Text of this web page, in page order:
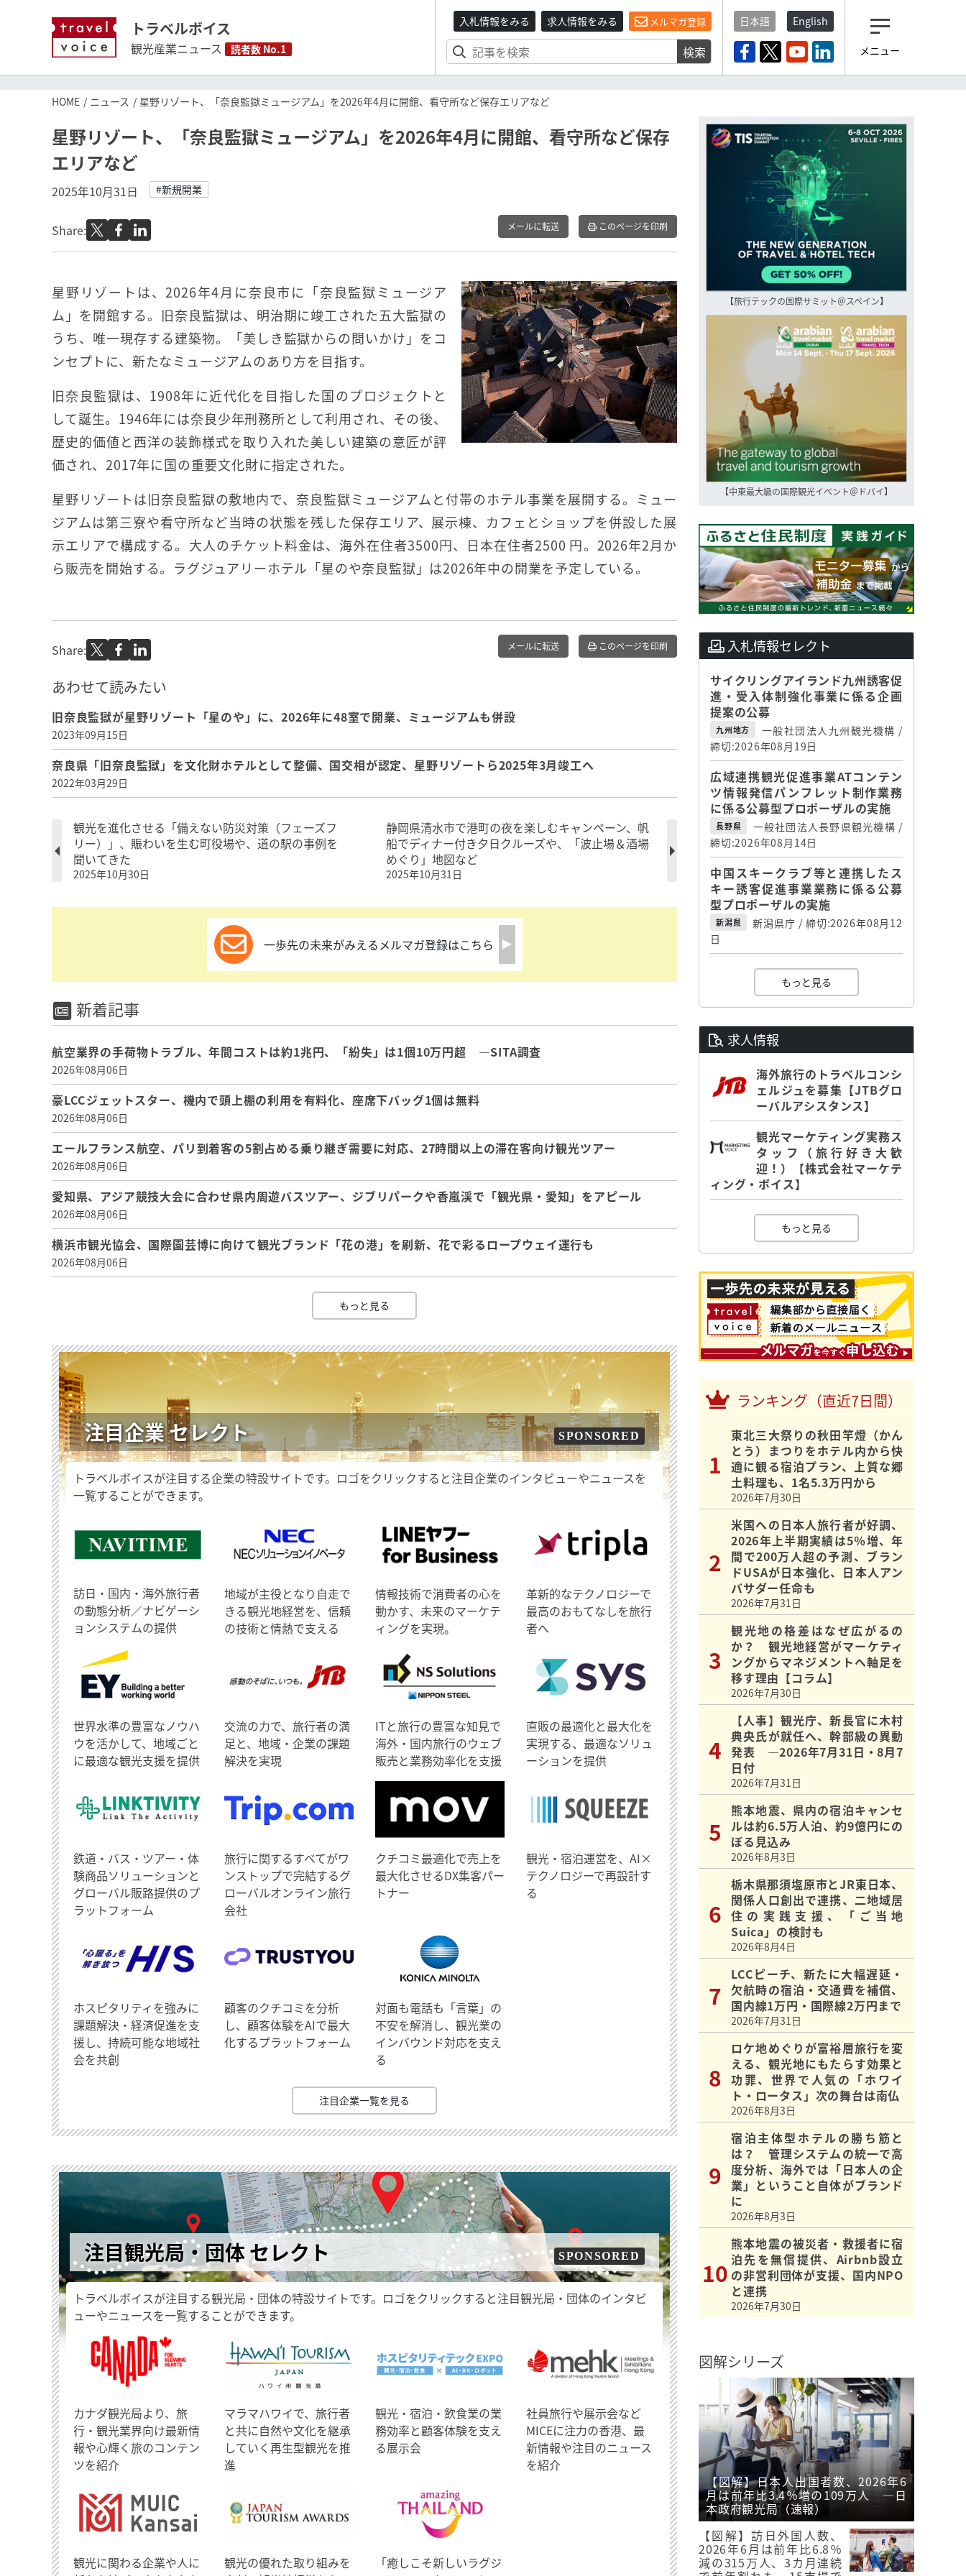
トラベルボイス
観光産業ニュース 読者数 No.1
入札情報をみる 求人情報をみる メルマガ登録
検索
日本語 English
メニュー
HOME ニュース 星野リゾート、「奈良監獄ミュージアム」を2026年4月に開館、看守所など保存エリアなど
星野リゾート、「奈良監獄ミュージアム」を2026年4月に開館、看守所など保存
エリアなど
2025年10月31日 #新規開業
Share: メールに転送 このページを印刷
星野リゾートは、2026年4月に奈良市に「奈良監獄ミュージア
ム」を開館する。旧奈良監獄は、明治期に竣工された五大監獄の
うち、唯一現存する建築物。「美しき監獄からの問いかけ」をコ
ンセプトに、新たなミュージアムのあり方を目指す。
旧奈良監獄は、1908年に近代化を目指した国のプロジェクトと
して誕生。1946年には奈良少年刑務所として利用され、その後、
歴史的価値と西洋の装飾様式を取り入れた美しい建築の意匠が評
価され、2017年に国の重要文化財に指定された。
星野リゾートは旧奈良監獄の敷地内で、奈良監獄ミュージアムと付帯のホテル事業を展開する。ミュー
ジアムは第三寮や看守所など当時の状態を残した保存エリア、展示棟、カフェとショップを併設した展
示エリアで構成する。大人のチケット料金は、海外在住者3500円、日本在住者2500 円。2026年2月か
ら販売を開始する。ラグジュアリーホテル「星のや奈良監獄」は2026年中の開業を予定している。
Share: メールに転送 このページを印刷
あわせて読みたい
旧奈良監獄が星野リゾート「星のや」に、2026年に48室で開業、ミュージアムも併設
2023年09月15日
奈良県「旧奈良監獄」を文化財ホテルとして整備、国交相が認定、星野リゾートら2025年3月竣工へ
2022年03月29日
観光を進化させる「備えない防災対策（フェーズフ
リー）」、賑わいを生む町役場や、道の駅の事例を
聞いてきた
2025年10月30日
静岡県清水市で港町の夜を楽しむキャンペーン、帆
船でディナー付き夕日クルーズや、「波止場＆酒場
めぐり」地図など
2025年10月31日
一歩先の未来がみえるメルマガ登録はこちら
新着記事
航空業界の手荷物トラブル、年間コストは約1兆円、「紛失」は1個10万円超 ―SITA調査
2026年08月06日
豪LCCジェットスター、機内で頭上棚の利用を有料化、座席下バッグ1個は無料
2026年08月06日
エールフランス航空、パリ到着客の5割占める乗り継ぎ需要に対応、27時間以上の滞在客向け観光ツアー
2026年08月06日
愛知県、アジア競技大会に合わせ県内周遊バスツアー、ジブリパークや香嵐渓で「観光県・愛知」をアピール
2026年08月06日
横浜市観光協会、国際園芸博に向けて観光ブランド「花の港」を刷新、花で彩るロープウェイ運行も
2026年08月06日
もっと見る
注目企業 セレクト SPONSORED
トラベルボイスが注目する企業の特設サイトです。ロゴをクリックすると注目企業のインタビューやニュースを
一覧することができます。
訪日・国内・海外旅行者
の動態分析／ナビゲーシ
ョンシステムの提供
地域が主役となり自走で
きる観光地経営を、信頼
の技術と情熱で支える
情報技術で消費者の心を
動かす、未来のマーケテ
ィングを実現。
革新的なテクノロジーで
最高のおもてなしを旅行
者へ
世界水準の豊富なノウハ
ウを活かして、地域ごと
に最適な観光支援を提供
交流の力で、旅行者の満
足と、地域・企業の課題
解決を実現
ITと旅行の豊富な知見で
海外・国内旅行のウェブ
販売と業務効率化を支援
直販の最適化と最大化を
実現する、最適なソリュ
ーションを提供
鉄道・バス・ツアー・体
験商品ソリューションと
グローバル販路提供のプ
ラットフォーム
旅行に関するすべてがワ
ンストップで完結するグ
ローバルオンライン旅行
会社
クチコミ最適化で売上を
最大化させるDX集客パー
トナー
観光・宿泊運営を、AI×
テクノロジーで再設計す
る
ホスピタリティを強みに
課題解決・経済促進を支
援し、持続可能な地域社
会を共創
顧客のクチコミを分析
し、顧客体験をAIで最大
化するプラットフォーム
対面も電話も「言葉」の
不安を解消し、観光業の
インバウンド対応を支え
る
注目企業一覧を見る
注目観光局・団体 セレクト SPONSORED
トラベルボイスが注目する観光局・団体の特設サイトです。ロゴをクリックすると注目観光局・団体のインタビ
ューやニュースを一覧することができます。
​カナダ観光局より、旅
行・観光業界向け最新情
報や心輝く旅のコンテン
ツを紹介
マラマハワイで、旅行者
と共に自然や文化を継承
していく再生型観光を推
進
観光・宿泊・飲食業の業
務効率と顧客体験を支え
る展示会
社員旅行や展示会など
MICEに注力の香港、最
新情報や注目のニュース
を紹介
観光に関わる企業や人に
観光の優れた取り組みを
「癒しこそ新しいラグジ
【旅行テックの国際サミット＠スペイン】
【中東最大級の国際観光イベント＠ドバイ】
入札情報セレクト
サイクリングアイランド九州誘客促
進・受入体制強化事業に係る企画
提案の公募
九州地方
一般社団法人九州観光機構 /
締切:2026年08月19日
広域連携観光促進事業ATコンテン
ツ情報発信パンフレット制作業務
に係る公募型プロポーザルの実施
長野県
一般社団法人長野県観光機構 /
締切:2026年08月14日
中国スキークラブ等と連携したス
キー誘客促進事業業務に係る公募
型プロポーザルの実施
新潟県
新潟県庁 / 締切:2026年08月12
日
もっと見る
求人情報
海外旅行のトラベルコンシ
ェルジュを募集【JTBグロ
ーバルアシスタンス】
観光マーケティング実務ス
タッフ（旅行好き大歓
迎！）【株式会社マーケテ
ィング・ボイス】
もっと見る
ランキング（直近7日間）
東北三大祭りの秋田竿燈（かん
とう）まつりをホテル内から快
適に観る宿泊プラン、上質な郷
土料理も、1名5.3万円から
2026年7月30日
米国への日本人旅行者が好調、
2026年上半期実績は5％増、年
間で200万人超の予測、ブラン
ドUSAが日本強化、日本人アン
バサダー任命も
2026年7月31日
観光地の格差はなぜ広がるの
か？ 観光地経営がマーケティ
ングからマネジメントへ軸足を
移す理由【コラム】
2026年7月30日
【人事】観光庁、新長官に木村
典央氏が就任へ、幹部級の異動
発表 ―2026年7月31日・8月7
日付
2026年7月31日
熊本地震、県内の宿泊キャンセ
ルは約6.5万人泊、約9億円にの
ぼる見込み
2026年8月3日
栃木県那須塩原市とJR東日本、
関係人口創出で連携、二地域居
住の実践支援、「ご当地
Suica」の検討も
2026年8月4日
LCCピーチ、新たに大幅遅延・
欠航時の宿泊・交通費を補償、
国内線1万円・国際線2万円まで
2026年7月31日
ロケ地めぐりが富裕層旅行を変
える、観光地にもたらす効果と
功罪、世界で人気の「ホワイ
ト・ロータス」次の舞台は南仏
2026年8月3日
宿泊主体型ホテルの勝ち筋と
は？ 管理システムの統一で高
度分析、海外では「日本人の企
業」ということ自体がブランド
に
2026年8月3日
熊本地震の被災者・救援者に宿
泊先を無償提供、Airbnb設立
の非営利団体が支援、国内NPO
と連携
2026年7月30日
図解シリーズ
【図解】日本人出国者数、2026年6
月は前年比3.4％増の109万人 ―日
本政府観光局（速報）
【図解】訪日外国人数、
2026年6月は前年比6.8％
減の315万人、3カ月連続
観光産業ニュース「トラベ
登録済みですよね？
もし未だ登録していないなら…
いますぐ登録する